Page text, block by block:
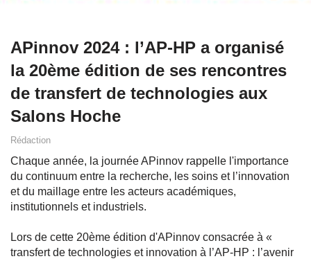
APinnov 2024 : l’AP-HP a organisé
la 20ème édition de ses rencontres
de transfert de technologies aux
Salons Hoche
Rédaction
Chaque année, la journée APinnov rappelle l'importance
du continuum entre la recherche, les soins et l’innovation
et du maillage entre les acteurs académiques,
institutionnels et industriels.
Lors de cette 20ème édition d'APinnov consacrée à «
transfert de technologies et innovation à l’AP-HP : l’avenir